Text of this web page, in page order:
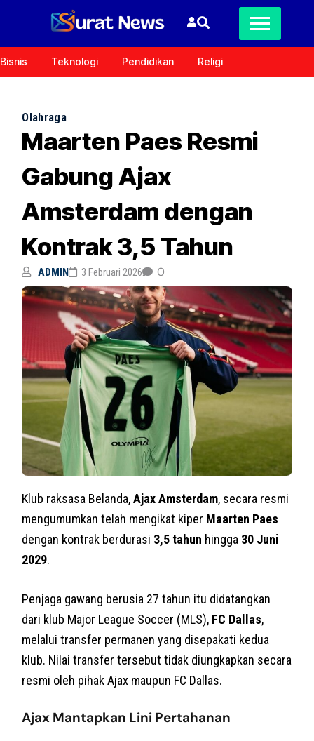
Bisnis Teknologi Pendidikan Religi
Olahraga
Maarten Paes Resmi
Gabung Ajax
Amsterdam dengan
Kontrak 3,5 Tahun
ADMIN 3 Februari 2026 0
Klub raksasa Belanda,Ajax Amsterdam, secara resmi
mengumumkan telah mengikat kiper Maarten Paes
dengan kontrak berdurasi 3,5 tahun hingga 30 Juni
2029.
Penjaga gawang berusia 27 tahun itu didatangkan
dari klub Major League Soccer (MLS), FC Dallas,
melalui transfer permanen yang disepakati kedua
klub. Nilai transfer tersebut tidak diungkapkan secara
resmi oleh pihak Ajax maupun FC Dallas.
Ajax Mantapkan Lini Pertahanan